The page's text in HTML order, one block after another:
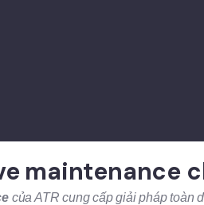
maintenance
của ATR cung cấp giải pháp toàn